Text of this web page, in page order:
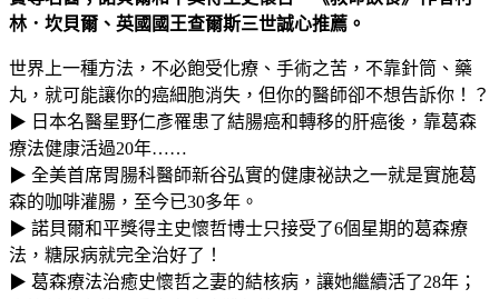
林．坎貝爾、英國國王查爾斯三世誠心推薦。
世界上一種方法，不必飽受化療、手術之苦，不靠針筒、藥
丸，就可能讓你的癌細胞消失，但你的醫師卻不想告訴你！？
▶ 日本名醫星野仁彥罹患了結腸癌和轉移的肝癌後，靠葛森
療法健康活過20年……
▶ 全美首席胃腸科醫師新谷弘實的健康祕訣之一就是實施葛
森的咖啡灌腸，至今已30多年。
▶ 諾貝爾和平獎得主史懷哲博士只接受了6個星期的葛森療
法，糖尿病就完全治好了！
▶ 葛森療法治癒史懷哲之妻的結核病，讓她繼續活了28年；